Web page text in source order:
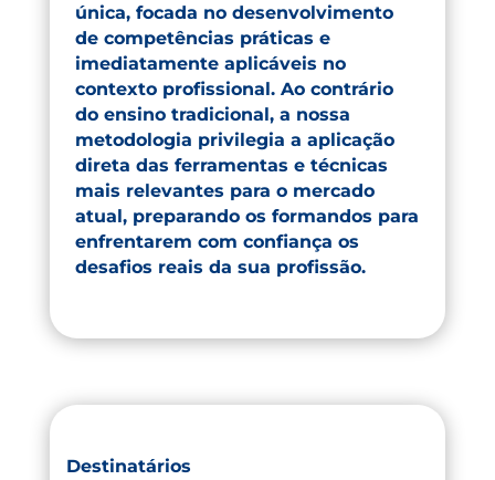
única, focada no desenvolvimento
de competências práticas e
imediatamente aplicáveis no
contexto profissional. Ao contrário
do ensino tradicional, a nossa
metodologia privilegia a aplicação
direta das ferramentas e técnicas
mais relevantes para o mercado
atual, preparando os formandos para
enfrentarem com confiança os
desafios reais da sua profissão.
Destinatários